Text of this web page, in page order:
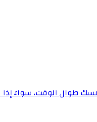
طوال الوقت، سواء